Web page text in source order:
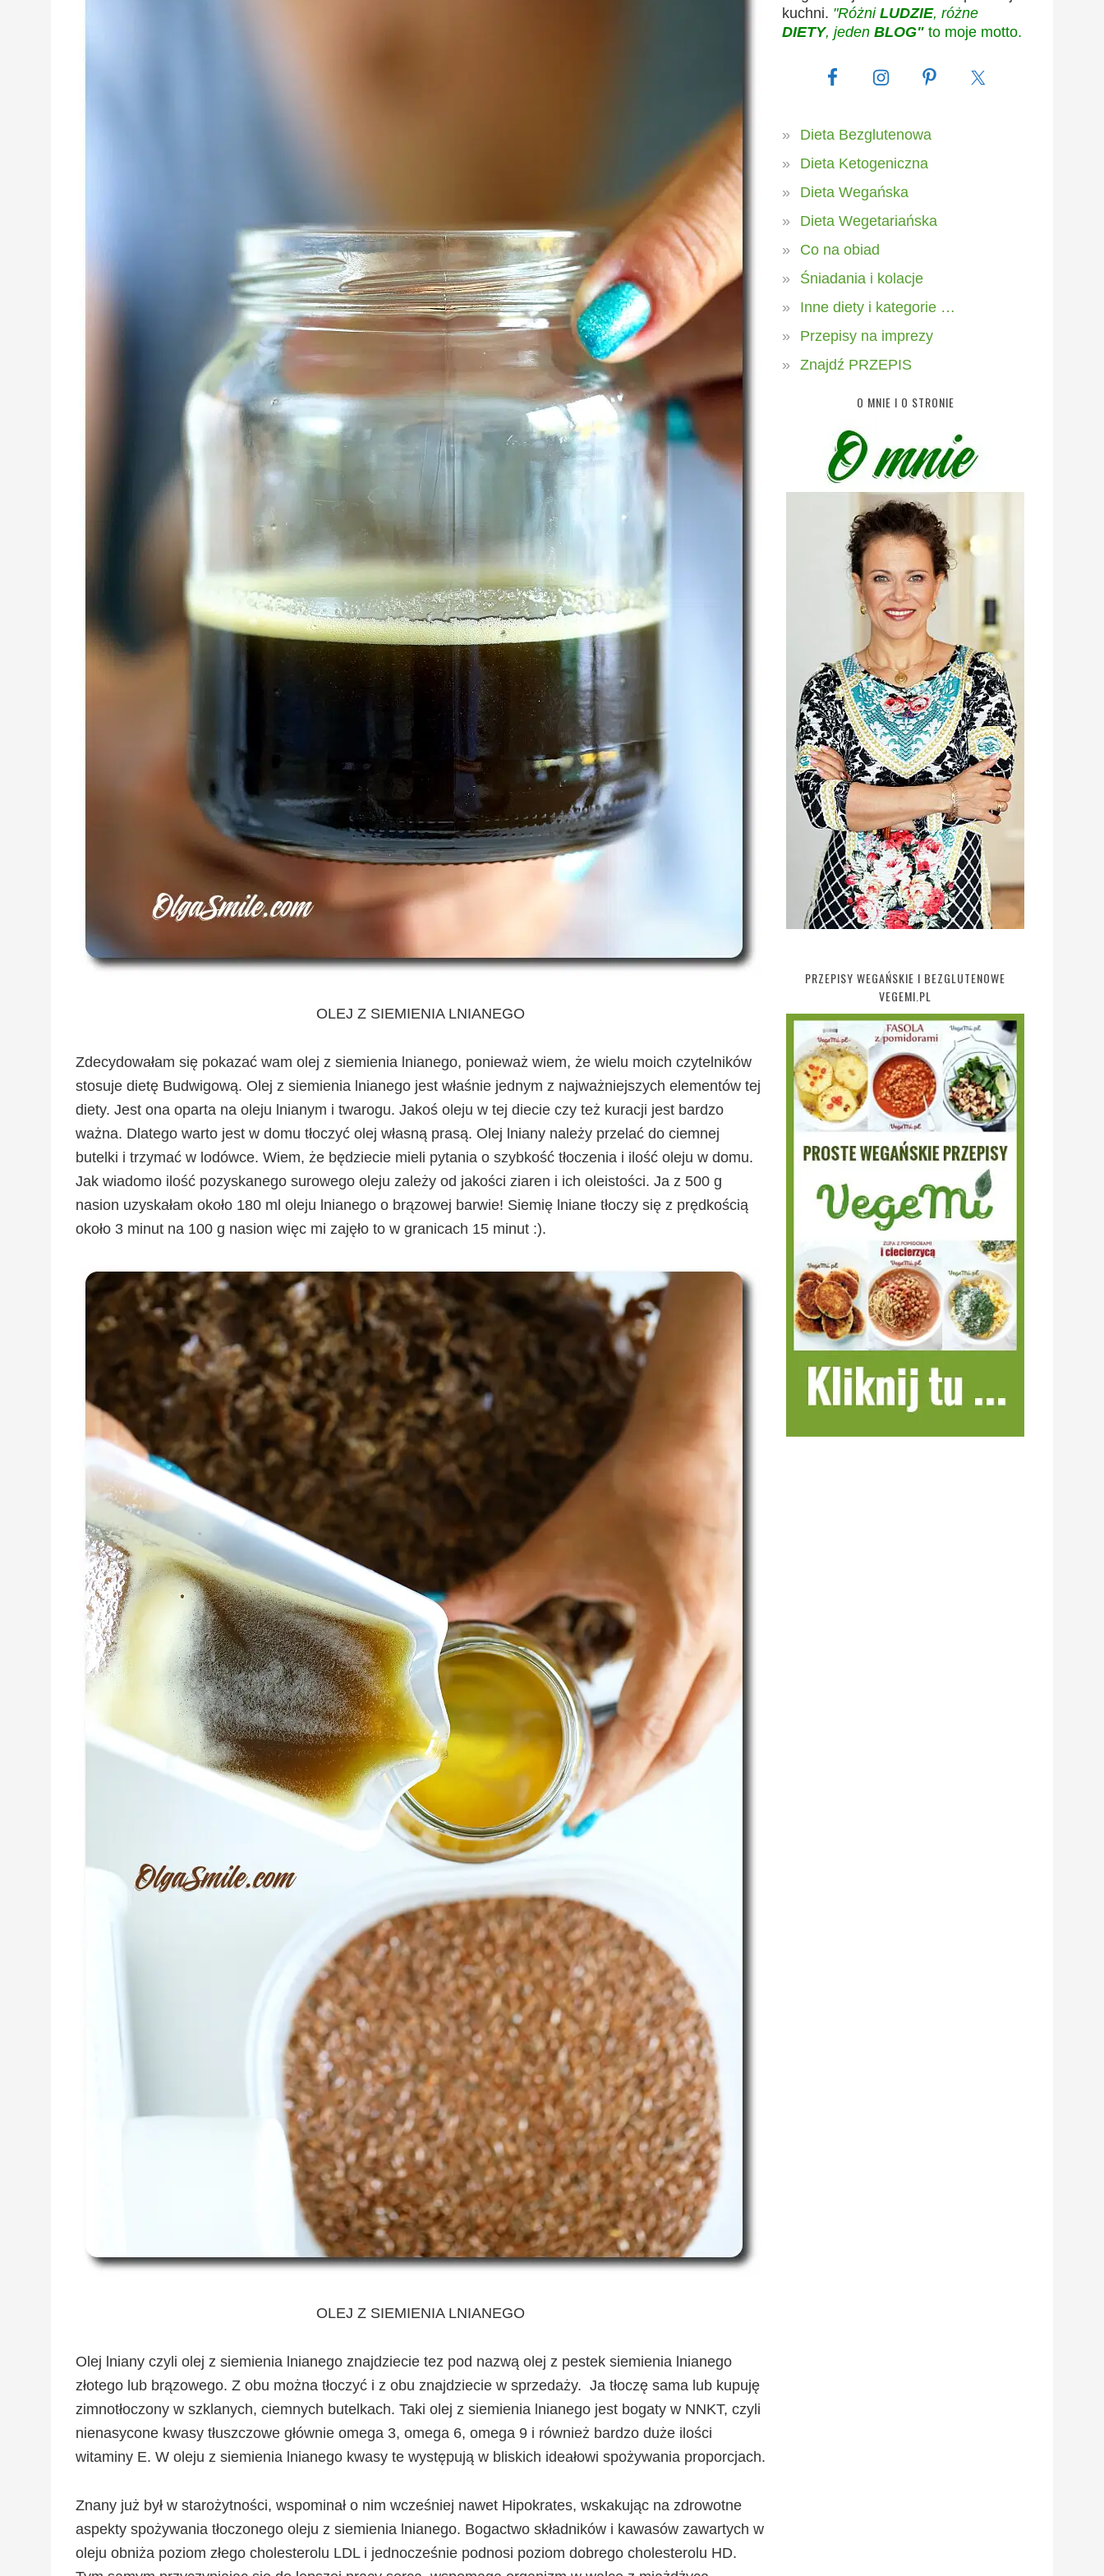
OLEJ Z SIEMIENIA LNIANEGO
Zdecydowałam się pokazać wam olej z siemienia lnianego, ponieważ wiem, że wielu moich czytelników
stosuje dietę Budwigową. Olej z siemienia lnianego jest właśnie jednym z najważniejszych elementów tej
diety. Jest ona oparta na oleju lnianym i twarogu. Jakoś oleju w tej diecie czy też kuracji jest bardzo
ważna. Dlatego warto jest w domu tłoczyć olej własną prasą. Olej lniany należy przelać do ciemnej
butelki i trzymać w lodówce. Wiem, że będziecie mieli pytania o szybkość tłoczenia i ilość oleju w domu.
Jak wiadomo ilość pozyskanego surowego oleju zależy od jakości ziaren i ich oleistości. Ja z 500 g
nasion uzyskałam około 180 ml oleju lnianego o brązowej barwie! Siemię lniane tłoczy się z prędkością
około 3 minut na 100 g nasion więc mi zajęło to w granicach 15 minut :).
OLEJ Z SIEMIENIA LNIANEGO
Olej lniany czyli olej z siemienia lnianego znajdziecie tez pod nazwą olej z pestek siemienia lnianego
złotego lub brązowego. Z obu można tłoczyć i z obu znajdziecie w sprzedaży. Ja tłoczę sama lub kupuję
zimnotłoczony w szklanych, ciemnych butelkach. Taki olej z siemienia lnianego jest bogaty w NNKT, czyli
nienasycone kwasy tłuszczowe głównie omega 3, omega 6, omega 9 i również bardzo duże ilości
witaminy E. W oleju z siemienia lnianego kwasy te występują w bliskich ideałowi spożywania proporcjach.
Znany już był w starożytności, wspominał o nim wcześniej nawet Hipokrates, wskakując na zdrowotne
aspekty spożywania tłoczonego oleju z siemienia lnianego. Bogactwo składników i kawasów zawartych w
oleju obniża poziom złego cholesterolu LDL i jednocześnie podnosi poziom dobrego cholesterolu HD.
kuchni. "Różni LUDZIE, różne
DIETY, jeden BLOG" to moje motto.
Dieta Bezglutenowa
Dieta Ketogeniczna
Dieta Wegańska
Dieta Wegetariańska
Co na obiad
Śniadania i kolacje
Inne diety i kategorie …
Przepisy na imprezy
Znajdź PRZEPIS
O MNIE I O STRONIE
PRZEPISY WEGAŃSKIE I BEZGLUTENOWE
VEGEMI.PL